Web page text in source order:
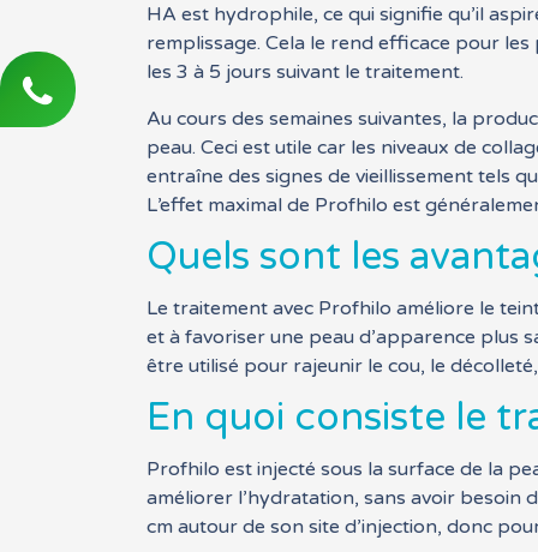
HA est hydrophile, ce qui signifie qu’il
remplissage. Cela le rend efficace pour
les 3 à 5 jours suivant le traitement.
Au cours des semaines suivantes, la
peau. Ceci est utile car les niveaux de
entraîne des signes de vieillissement tels
L’effet maximal de Profhilo est
Quels sont les
Le traitement avec Profhilo améliore le
et à favoriser une peau d’apparence plus
être utilisé pour rajeunir le cou, le
En quoi consiste le
Profhilo est injecté sous la surface de la
améliorer l’hydratation, sans avoir besoin
cm autour de son site d’injection, donc